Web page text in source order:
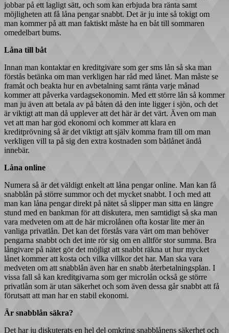
jobbar på ett lagligt sätt, och som kan erbjuda bra ränta samt
möjligheten att få låna pengar snabbt. Det är ju inte så tokigt om
man kommer på att man faktiskt måste ha en båt till sommaren
omedelbart bums.
Låna till båt
Innan man kontaktar en kreditgivare som ger sms lån så ska man
förstås betänka om man verkligen har råd med lånet. Man måste se
framåt och beakta hur en avbetalning samt ränta varje månad
kommer att påverka vardagsekonomin. Med ett större lån så kommer
man ju även att betala av på båten då den inte ligger i sjön, och det
är viktigt att man då upplever att det här är det värt. Även om man
vet att man har god ekonomi och kommer att klara en
kreditprövning så är det viktigt att själv komma fram till om man
verkligen vill ta på sig den extra kostnaden som båtlånet ändå
innebär.
Låna online
Numera så är det väldigt enkelt att låna pengar online. Man kan få
snabblån på större summor och det mycket snabbt. I och med att
man kan låna pengar direkt på nätet så slipper man sitta en längre
stund med en bankman för att diskutera, men samtidigt så ska man
vara medveten om att de här microlånen ofta kostar lite mer än
vanliga privatlån. Det kan det förstås vara värt om man behöver
pengarna snabbt och det inte rör sig om en alltför stor summa. Bra
långivare på nätet gör det möjligt att snabbt räkna ut hur mycket
lånet kommer att kosta och vilka villkor det har. Man ska vara
medveten om att snabblån även har en snabb återbetalningsplan. I
vissa fall så kan kreditgivarna som ger microlån också ge större
privatlån som är utan säkerhet och som även dessa går snabbt att få
förutsatt att man har en stabil ekonomi.
Är snabblån säkra?
Det har ju diskuterats en hel del omkring snabblånens säkerhet och